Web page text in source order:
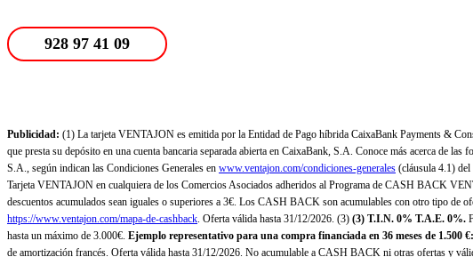
928 97 41 09
Publicidad: (1) La tarjeta VENTAJON es emitida por la Entidad de Pago híbrida CaixaBank Payments &
que presta su depósito en una cuenta bancaria separada abierta en CaixaBank, S.A. Conoce más acerca de las
S.A., según indican las Condiciones Generales en www.ventajon.com/condiciones-generales (cláusula 4.1)
Tarjeta VENTAJON en cualquiera de los Comercios Asociados adheridos al Programa de CASH BACK
descuentos acumulados sean iguales o superiores a 3€. Los CASH BACK son acumulables con otro tipo
https://www.ventajon.com/mapa-de-cashback. Oferta válida hasta 31/12/2026. (3) (3) T.I.N. 0% T.A.E. 0%.
hasta un máximo de 3.000€. Ejemplo representativo para una compra financiada en 36 meses de 1.500 €:
de amortización francés. Oferta válida hasta 31/12/2026. No acumulable a CASH BACK ni otras ofertas y